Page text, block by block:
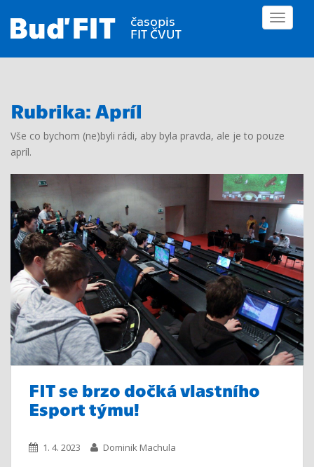
p
Rubrika: Apríl
Vše co bychom (ne)byli rádi, aby byla pravda, ale je to pouze
apríl.
FIT se brzo dočká vlastního
Esport týmu!
1. 4. 2023 Dominik Machula